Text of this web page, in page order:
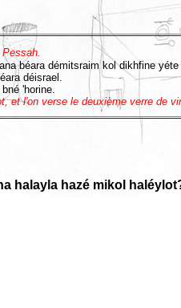
béara démitsraim kol dikhfine
déisrael.
'horine.
et l'on verse le deuxième verre de
halayla hazé mikol